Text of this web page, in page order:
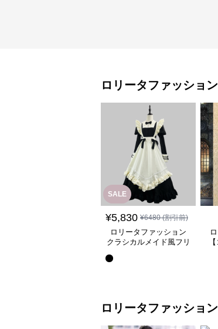
ロリータファッション
SALE
¥5,830 ¥6480(割引前)
ロリータファッション
クラシカルメイド風フリ
ロリータファッション